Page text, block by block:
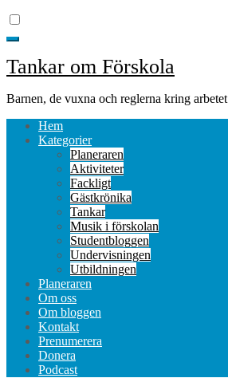
Tankar om Förskola
Barnen, de vuxna och reglerna kring arbetet
Hem
Kategorier
Planeraren
Aktiviteter
Fackligt
Gästkrönika
Tankar
Musik i förskolan
Studentbloggen
Undervisningen
Utbildningen
Planeraren
Om oss
Om bloggen
Kontakt
Prenumerera
Donera
Podcast